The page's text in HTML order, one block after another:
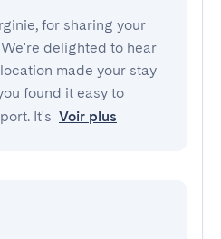
for sharing your
delighted to hear
made your stay
found it easy to
It's Voir plus